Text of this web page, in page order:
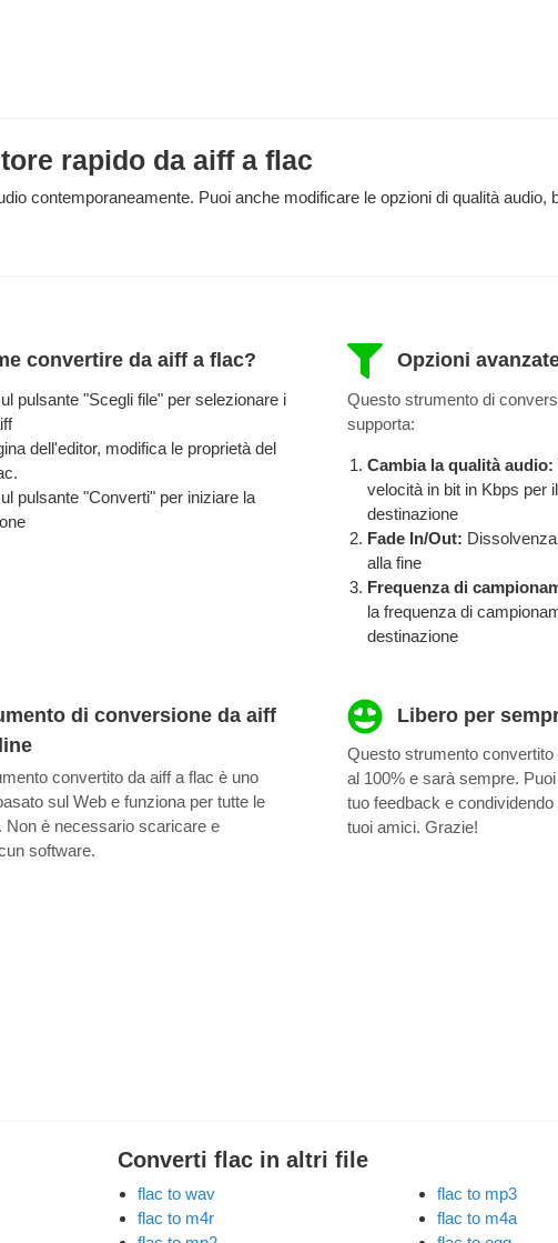
rapido da aiff a flac
contemporaneamente. Puoi anche modificare le opzioni di qualità audio,
convertire da aiff a flac?
pulsante "Scegli file" per selezionare i
dell'editor, modifica le proprietà del
pulsante "Converti" per iniziare la
Opzioni
Questo strumento di
supporta:
Cambia la qualità audio:
velocità in bit in Kbps per
destinazione
Fade In/Out:
alla fine
Frequenza di
la frequenza di
destinazione
di conversione da aiff
convertito da aiff a flac è uno
sul Web e funziona per tutte le
Non è necessario scaricare e
software.
Libero per
Questo strumento convertito
al 100% e sarà sempre.
tuo feedback e
tuoi amici. Grazie!
Converti flac in altri file
flac to wav
flac to m4r
flac to mp3
flac to m4a